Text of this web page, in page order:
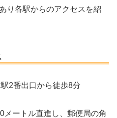
り各駅からのアクセスを紹
2番出口から徒歩8分
メートル直進し、郵便局の角